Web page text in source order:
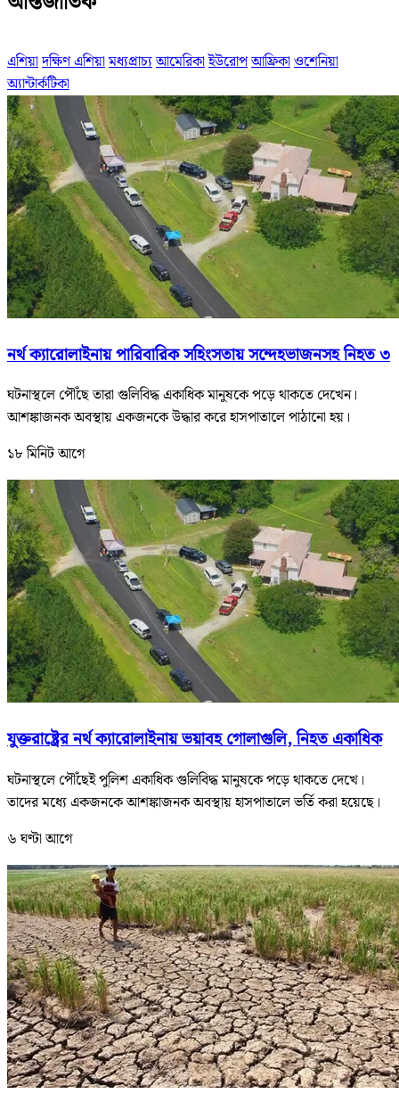
এশিয়াদক্ষিণ এশিয়ামধ্যপ্রাচ্যআমেরিকাইউরোপআফ্রিকাওশেনিয়া
অ্যান্টার্কটিকা
নর্থ ক্যারোলাইনায় পারিবারিক সহিংসতায় সন্দেহভাজনসহ নিহত ৩
ঘটনাস্থলে পৌঁছে তারা গুলিবিদ্ধ একাধিক মানুষকে পড়ে থাকতে দেখেন।
আশঙ্কাজনক অবস্থায় একজনকে উদ্ধার করে হাসপাতালে পাঠানো হয়।
১৮ মিনিট আগে
যুক্তরাষ্ট্রের নর্থ ক্যারোলাইনায় ভয়াবহ গোলাগুলি, নিহত একাধিক
ঘটনাস্থলে পৌঁছেই পুলিশ একাধিক গুলিবিদ্ধ মানুষকে পড়ে থাকতে দেখে।
তাদের মধ্যে একজনকে আশঙ্কাজনক অবস্থায় হাসপাতালে ভর্তি করা হয়েছে।
৬ ঘণ্টা আগে